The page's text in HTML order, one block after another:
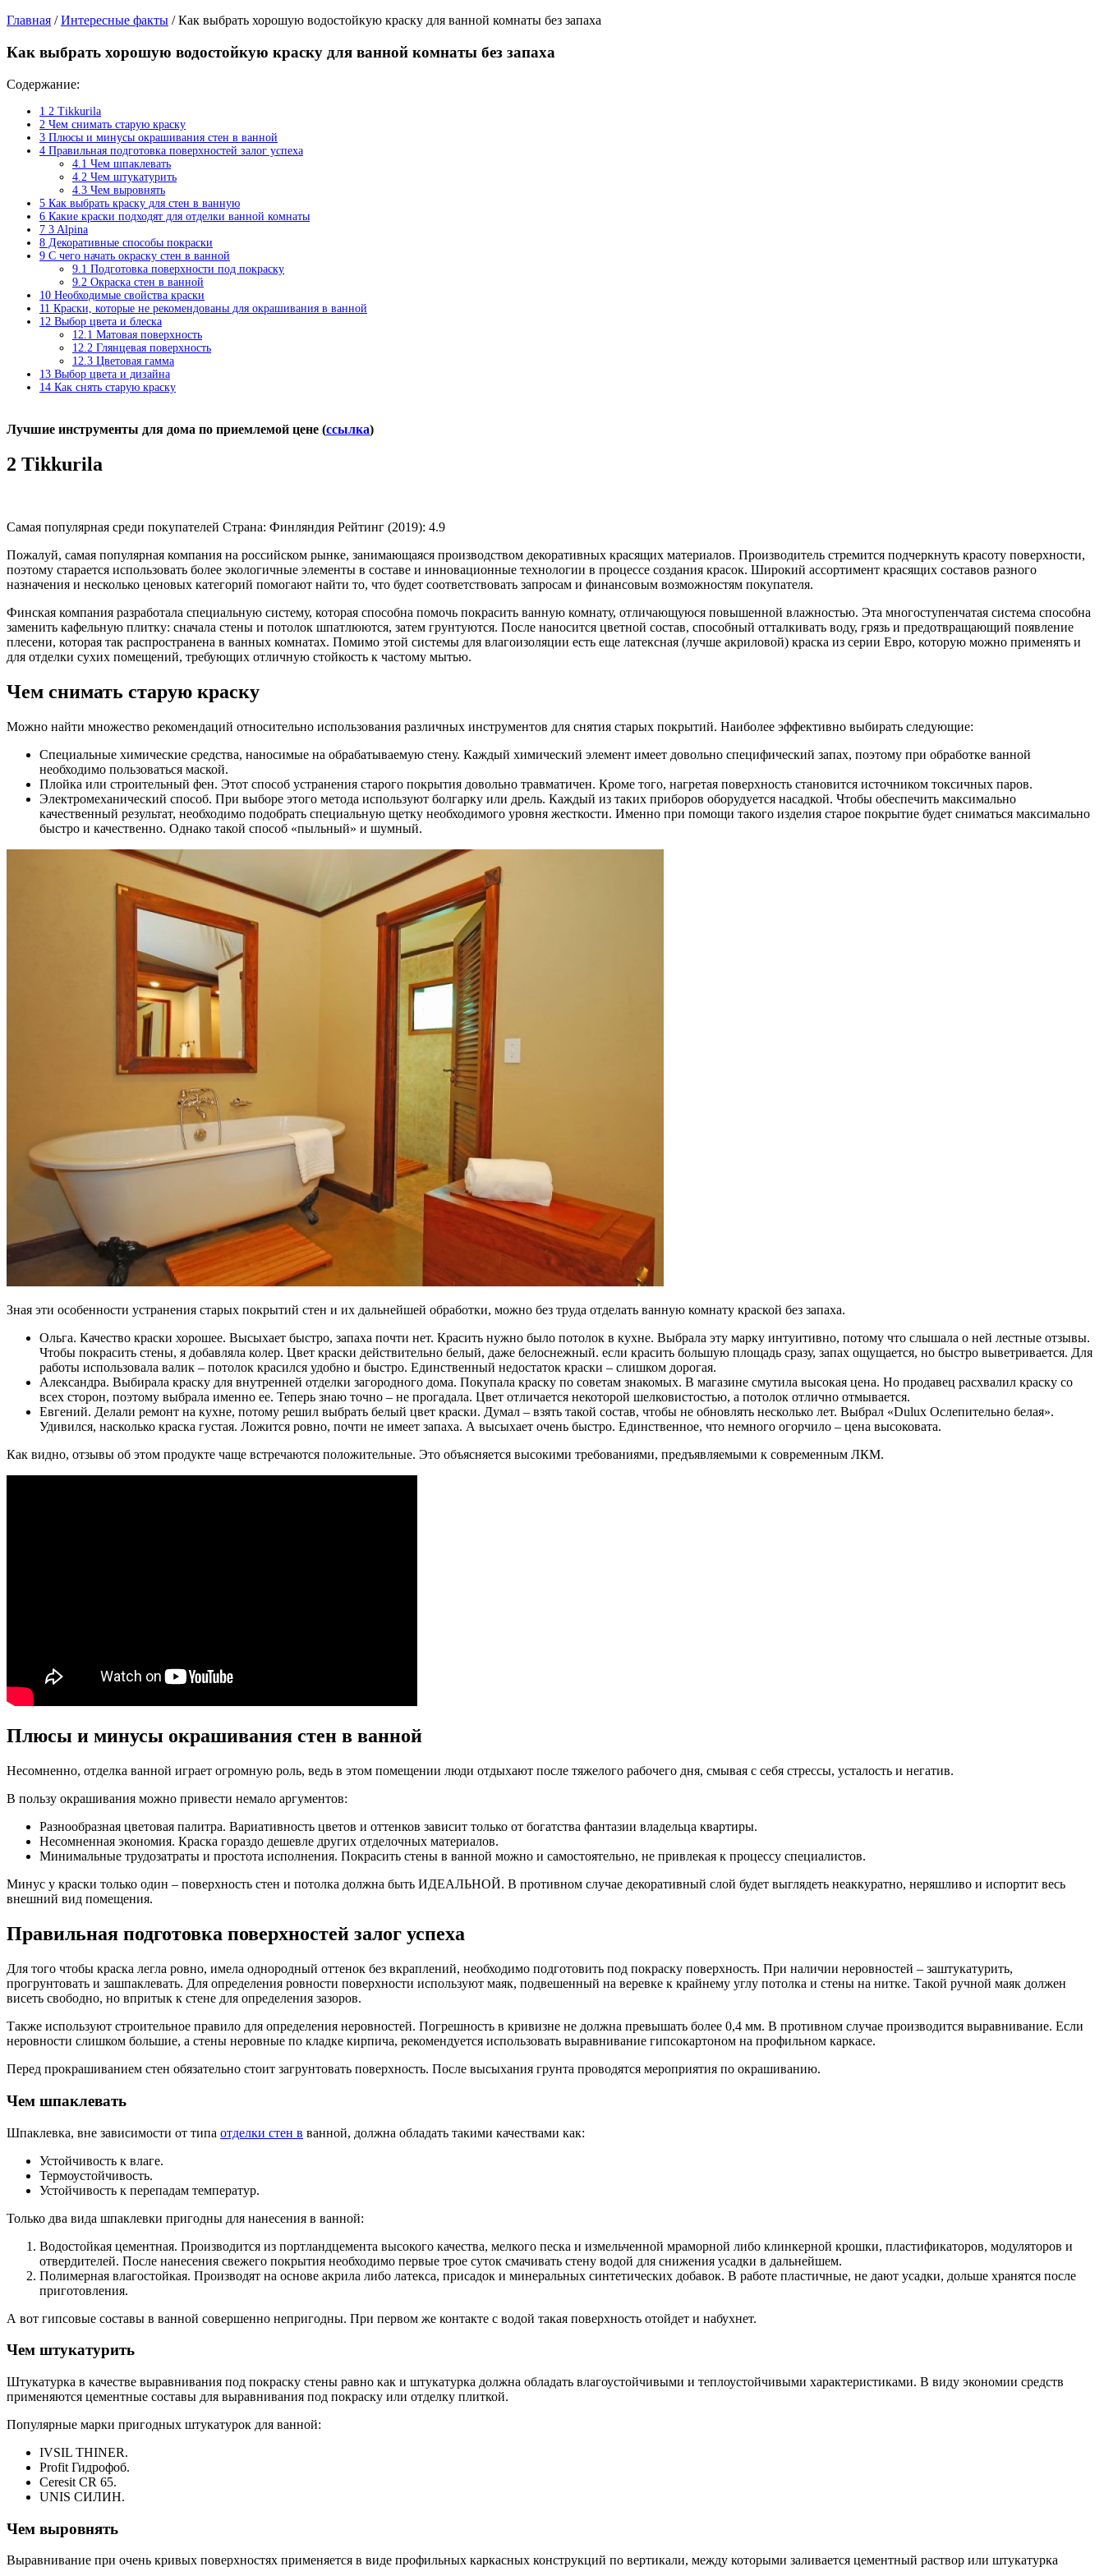
Главная / Интересные факты / Как выбрать хорошую водостойкую краску для ванной комнаты без запаха
Как выбрать хорошую водостойкую краску для ванной комнаты без запаха
Cодержание:
1 2 Tikkurila
2 Чем снимать старую краску
3 Плюсы и минусы окрашивания стен в ванной
4 Правильная подготовка поверхностей залог успеха
4.1 Чем шпаклевать
4.2 Чем штукатурить
4.3 Чем выровнять
5 Как выбрать краску для стен в ванную
6 Какие краски подходят для отделки ванной комнаты
7 3 Alpina
8 Декоративные способы покраски
9 С чего начать окраску стен в ванной
9.1 Подготовка поверхности под покраску
9.2 Окраска стен в ванной
10 Необходимые свойства краски
11 Краски, которые не рекомендованы для окрашивания в ванной
12 Выбор цвета и блеска
12.1 Матовая поверхность
12.2 Глянцевая поверхность
12.3 Цветовая гамма
13 Выбор цвета и дизайна
14 Как снять старую краску
Лучшие инструменты для дома по приемлемой цене (ссылка)
2 Tikkurila
Самая популярная среди покупателей Страна: Финляндия Рейтинг (2019): 4.9
Пожалуй, самая популярная компания на российском рынке, занимающаяся производством декоративных красящих материалов. Производитель стремится подчеркнуть красоту поверхности,
поэтому старается использовать более экологичные элементы в составе и инновационные технологии в процессе создания красок. Широкий ассортимент красящих составов разного
назначения и несколько ценовых категорий помогают найти то, что будет соответствовать запросам и финансовым возможностям покупателя.
Финская компания разработала специальную систему, которая способна помочь покрасить ванную комнату, отличающуюся повышенной влажностью. Эта многоступенчатая система способна
заменить кафельную плитку: сначала стены и потолок шпатлюются, затем грунтуются. После наносится цветной состав, способный отталкивать воду, грязь и предотвращающий появление
плесени, которая так распространена в ванных комнатах. Помимо этой системы для влагоизоляции есть еще латексная (лучше акриловой) краска из серии Евро, которую можно применять и
для отделки сухих помещений, требующих отличную стойкость к частому мытью.
Чем снимать старую краску
Можно найти множество рекомендаций относительно использования различных инструментов для снятия старых покрытий. Наиболее эффективно выбирать следующие:
Специальные химические средства, наносимые на обрабатываемую стену. Каждый химический элемент имеет довольно специфический запах, поэтому при обработке ванной
необходимо пользоваться маской.
Плойка или строительный фен. Этот способ устранения старого покрытия довольно травматичен. Кроме того, нагретая поверхность становится источником токсичных паров.
Электромеханический способ. При выборе этого метода используют болгарку или дрель. Каждый из таких приборов оборудуется насадкой. Чтобы обеспечить максимально
качественный результат, необходимо подобрать специальную щетку необходимого уровня жесткости. Именно при помощи такого изделия старое покрытие будет сниматься максимально
быстро и качественно. Однако такой способ «пыльный» и шумный.
Зная эти особенности устранения старых покрытий стен и их дальнейшей обработки, можно без труда отделать ванную комнату краской без запаха.
Ольга. Качество краски хорошее. Высыхает быстро, запаха почти нет. Красить нужно было потолок в кухне. Выбрала эту марку интуитивно, потому что слышала о ней лестные отзывы.
Чтобы покрасить стены, я добавляла колер. Цвет краски действительно белый, даже белоснежный. если красить большую площадь сразу, запах ощущается, но быстро выветривается. Для
работы использовала валик – потолок красился удобно и быстро. Единственный недостаток краски – слишком дорогая.
Александра. Выбирала краску для внутренней отделки загородного дома. Покупала краску по советам знакомых. В магазине смутила высокая цена. Но продавец расхвалил краску со
всех сторон, поэтому выбрала именно ее. Теперь знаю точно – не прогадала. Цвет отличается некоторой шелковистостью, а потолок отлично отмывается.
Евгений. Делали ремонт на кухне, потому решил выбрать белый цвет краски. Думал – взять такой состав, чтобы не обновлять несколько лет. Выбрал «Dulux Ослепительно белая».
Удивился, насколько краска густая. Ложится ровно, почти не имеет запаха. А высыхает очень быстро. Единственное, что немного огорчило – цена высоковата.
Как видно, отзывы об этом продукте чаще встречаются положительные. Это объясняется высокими требованиями, предъявляемыми к современным ЛКМ.
Плюсы и минусы окрашивания стен в ванной
Несомненно, отделка ванной играет огромную роль, ведь в этом помещении люди отдыхают после тяжелого рабочего дня, смывая с себя стрессы, усталость и негатив.
В пользу окрашивания можно привести немало аргументов:
Разнообразная цветовая палитра. Вариативность цветов и оттенков зависит только от богатства фантазии владельца квартиры.
Несомненная экономия. Краска гораздо дешевле других отделочных материалов.
Минимальные трудозатраты и простота исполнения. Покрасить стены в ванной можно и самостоятельно, не привлекая к процессу специалистов.
Минус у краски только один – поверхность стен и потолка должна быть ИДЕАЛЬНОЙ. В противном случае декоративный слой будет выглядеть неаккуратно, неряшливо и испортит весь
внешний вид помещения.
Правильная подготовка поверхностей залог успеха
Для того чтобы краска легла ровно, имела однородный оттенок без вкраплений, необходимо подготовить под покраску поверхность. При наличии неровностей – заштукатурить,
прогрунтовать и зашпаклевать. Для определения ровности поверхности используют маяк, подвешенный на веревке к крайнему углу потолка и стены на нитке. Такой ручной маяк должен
висеть свободно, но впритык к стене для определения зазоров.
Также используют строительное правило для определения неровностей. Погрешность в кривизне не должна превышать более 0,4 мм. В противном случае производится выравнивание. Если
неровности слишком большие, а стены неровные по кладке кирпича, рекомендуется использовать выравнивание гипсокартоном на профильном каркасе.
Перед прокрашиванием стен обязательно стоит загрунтовать поверхность. После высыхания грунта проводятся мероприятия по окрашиванию.
Чем шпаклевать
Шпаклевка, вне зависимости от типа отделки стен в ванной, должна обладать такими качествами как:
Устойчивость к влаге.
Термоустойчивость.
Устойчивость к перепадам температур.
Только два вида шпаклевки пригодны для нанесения в ванной:
Водостойкая цементная. Производится из портландцемента высокого качества, мелкого песка и измельченной мраморной либо клинкерной крошки, пластификаторов, модуляторов и
отвердителей. После нанесения свежего покрытия необходимо первые трое суток смачивать стену водой для снижения усадки в дальнейшем.
Полимерная влагостойкая. Производят на основе акрила либо латекса, присадок и минеральных синтетических добавок. В работе пластичные, не дают усадки, дольше хранятся после
приготовления.
А вот гипсовые составы в ванной совершенно непригодны. При первом же контакте с водой такая поверхность отойдет и набухнет.
Чем штукатурить
Штукатурка в качестве выравнивания под покраску стены равно как и штукатурка должна обладать влагоустойчивыми и теплоустойчивыми характеристиками. В виду экономии средств
применяются цементные составы для выравнивания под покраску или отделку плиткой.
Популярные марки пригодных штукатурок для ванной:
IVSIL THINER.
Profit Гидрофоб.
Ceresit СR 65.
UNIS СИЛИН.
Чем выровнять
Выравнивание при очень кривых поверхностях применяется в виде профильных каркасных конструкций по вертикали, между которыми заливается цементный раствор или штукатурка